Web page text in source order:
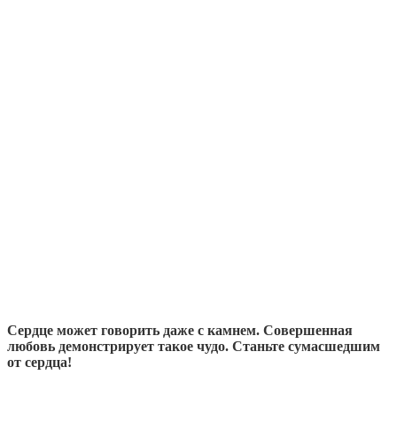
Сердце может говорить даже с камнем. Совершенная
любовь демонстрирует такое чудо. Станьте сумасшедшим
от сердца!